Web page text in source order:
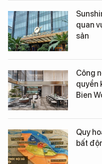
quan
sản
Công
quyền
Bien
Quy
bất